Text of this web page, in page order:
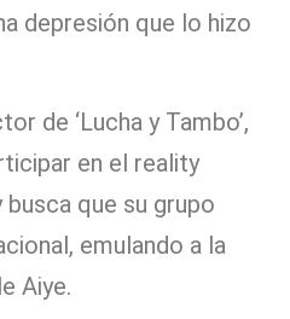
depresión que lo hizo
de ‘Lucha y Tambo’,
en el reality
busca que su grupo
emulando a la
Aiye.